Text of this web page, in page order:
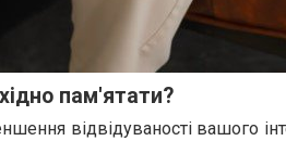
пам'ятати?
відвідуваності вашого